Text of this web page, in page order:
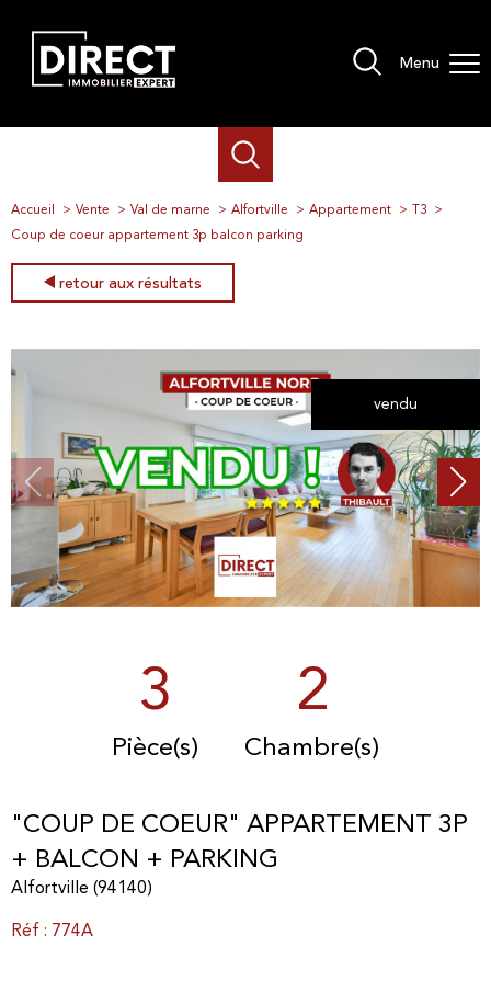
Menu
Accueil Vente Val de marne Alfortville Appartement
T3
Coup de coeur appartement 3p balcon parking
retour aux résultats
vendu
3
Pièce(s)
2
Chambre(s)
"COUP DE COEUR" APPARTEMENT 3P
+ BALCON + PARKING
Alfortville (94140)
Réf : 774A